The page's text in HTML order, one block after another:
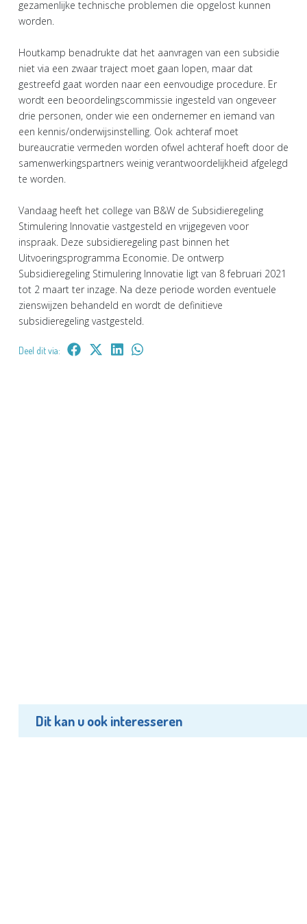
gezamenlijke technische problemen die opgelost kunnen
worden.
Houtkamp benadrukte dat het aanvragen van een subsidie
niet via een zwaar traject moet gaan lopen, maar dat
gestreefd gaat worden naar een eenvoudige procedure. Er
wordt een beoordelingscommissie ingesteld van ongeveer
drie personen, onder wie een ondernemer en iemand van
een kennis/onderwijsinstelling. Ook achteraf moet
bureaucratie vermeden worden ofwel achteraf hoeft door de
samenwerkingspartners weinig verantwoordelijkheid afgelegd
te worden.
Vandaag heeft het college van B&W de Subsidieregeling
Stimulering Innovatie vastgesteld en vrijgegeven voor
inspraak. Deze subsidieregeling past binnen het
Uitvoeringsprogramma Economie. De ontwerp
Subsidieregeling Stimulering Innovatie ligt van 8 februari 2021
tot 2 maart ter inzage. Na deze periode worden eventuele
zienswijzen behandeld en wordt de definitieve
subsidieregeling vastgesteld.
Deel dit via:
Dit kan u ook interesseren